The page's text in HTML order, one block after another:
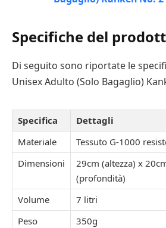
Specifiche del
Di seguito sono riportate le
Unisex Adulto (Solo Bagaglio)
Specifica
Dettagli
Materiale
Tessuto G-1000
Dimensioni
29cm (altezza) x
(profondità)
Volume
7 litri
Peso
350g